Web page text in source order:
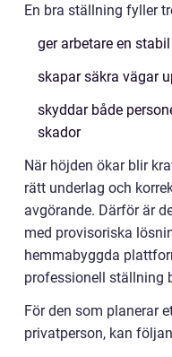
En bra ställning fyller
ger arbetare en
skapar säkra vägar
skyddar både
skador
När höjden ökar blir
rätt underlag och
avgörande. Därför är
med provisoriska
hemmabyggda
professionell ställning
För den som planerar
privatperson, kan